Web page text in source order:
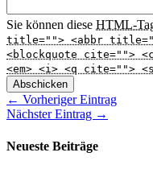
Sie können diese HTML-
title=""> <abbr
<blockquote cite="">
<em> <i> <q cite="">
Abschicken
← Vorheriger Eintrag
Nächster Eintrag →
Neueste Beiträge